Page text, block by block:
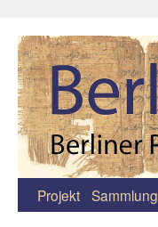
Zum
Projekt Sammlung